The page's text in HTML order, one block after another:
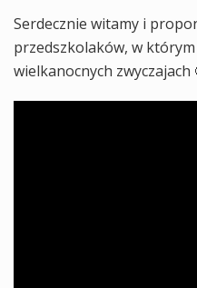
Serdecznie witamy i
przedszkolaków, w
wielkanocnych zwyczajach